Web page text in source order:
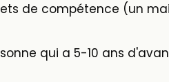
de compétence (un
qui a 5-10 ans